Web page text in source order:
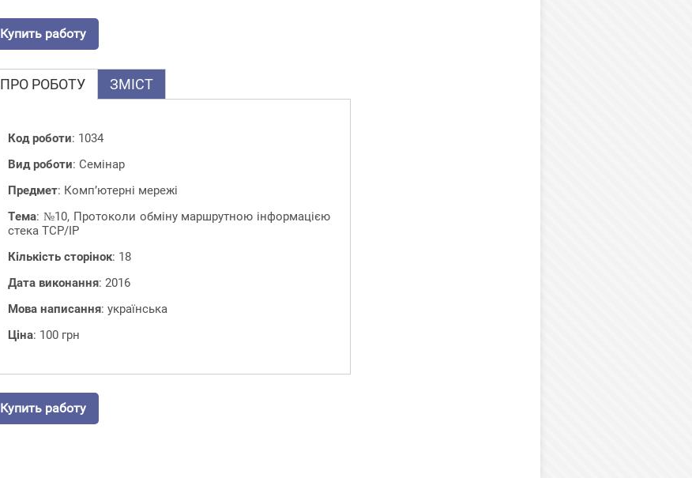
Купить работу
ПРО РОБОТУ ЗМІСТ
Код роботи: 1034
Вид роботи: Семінар
Предмет: Комп’ютерні мережі
Тема: №10, Протоколи обміну маршрутною інформацією
стека TCP/IP
Кількість сторінок: 18
Дата виконання: 2016
Мова написання: українська
Ціна: 100 грн
Купить работу